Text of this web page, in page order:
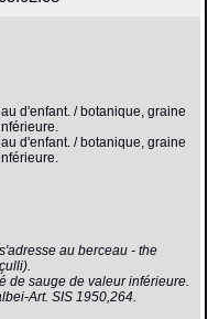
d'enfant. / botanique, graine
d'enfant. / botanique, graine
au berceau - the
de sauge de valeur inférieure.
Art. SIS 1950,264.